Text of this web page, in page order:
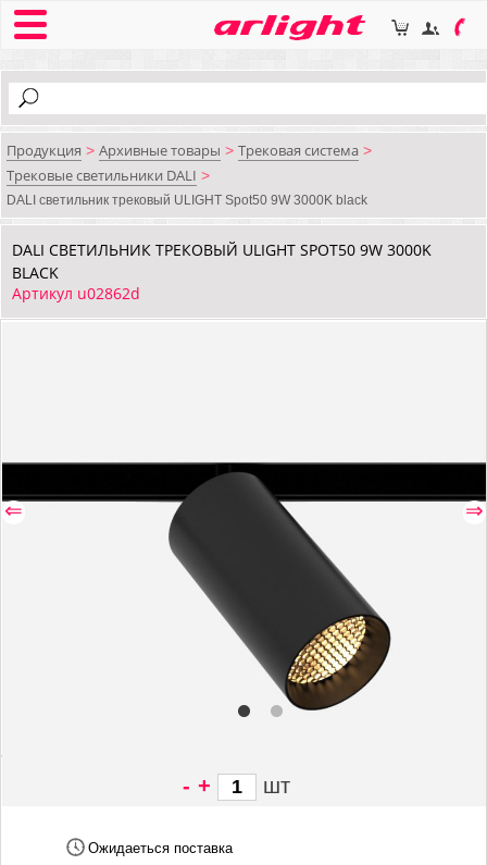
Продукция > Архивные товары > Трековая система >
Трековые светильники DALI >
DALI cветильник трековый ULIGHT Spot50 9W 3000K black
DALI CВЕТИЛЬНИК ТРЕКОВЫЙ ULIGHT SPOT50 9W 3000K
BLACK
Артикул u02862d
⇐ ⇒
- + шт
Ожидаеться поставка